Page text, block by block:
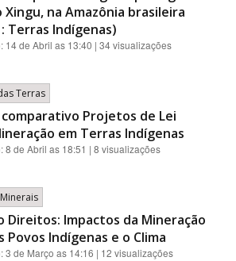
Xingu, na Amazônia brasileira
Terras Indígenas)
14 de Abril as 13:40 | 34 visualizações
Terras
Projetos de Lei
em Terras Indígenas
8 de Abril as 18:51 | 8 visualizações
Direitos: Impactos da Mineração
Povos Indígenas e o Clima
3 de Março as 14:16 | 12 visualizações